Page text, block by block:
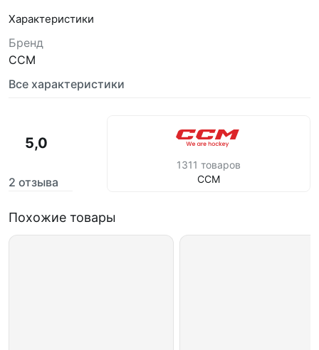
Характеристики
Бренд
CCM
Все характеристики
5,0
2 отзыва
1311 товаров
CCM
Похожие товары